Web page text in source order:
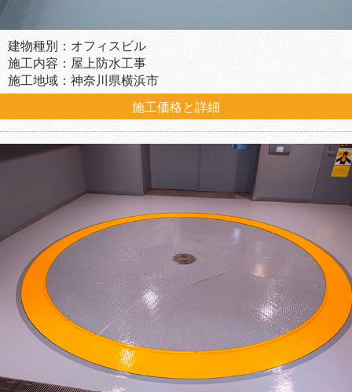
建物種別：オフィスビル
施工内容：屋上防水工事
施工地域：神奈川県横浜市
施工価格と詳細